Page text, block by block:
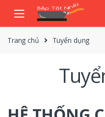
navigation
content
Trang chủ Tuyển dụng